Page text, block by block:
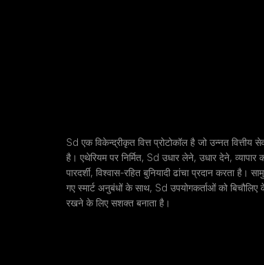
Sd एक विकेन्द्रीकृत वित्त प्रोटोकॉल है जो उन्नत
है। एथेरियम पर निर्मित, Sd उधार लेने, उधार देने,
पारदर्शी, विश्वास-रहित बुनियादी ढांचा प्रदान करता है।
गए स्मार्ट अनुबंधों के साथ, Sd उपयोगकर्ताओं को बिचौलिए
रखने के लिए सशक्त बनाता है।